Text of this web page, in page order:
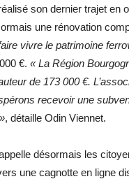
son dernier trajet en
une rénovation
vivre le patrimoine
€. « La Région
de 173 000 €.
recevoir une
, détaille Odin Viennet.
désormais les
une cagnotte en ligne